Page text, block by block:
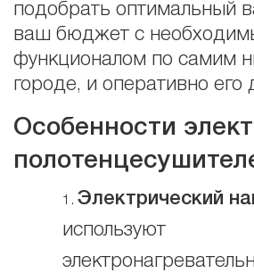
подобрать оптимальный
ваш бюджет с
функционалом по самим
городе, и оперативно его
Особенности
Электрический
используют